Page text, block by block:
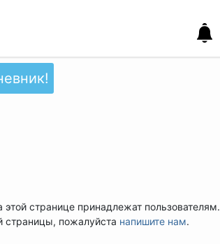
странице принадлежат пользователям.
страницы, пожалуйста напишите нам.